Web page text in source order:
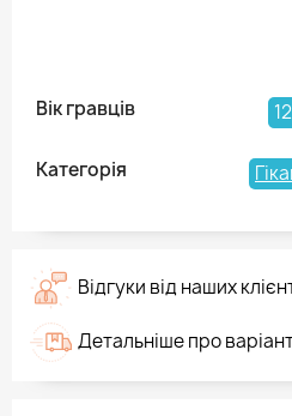
Вік гравців
Категорія
Відгуки від наших
Детальніше про